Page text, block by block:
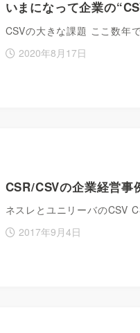
いまになって企業の
CSVの大きな課題 ここ数年
2020年8月17日
CSR/CSVの企業経営事
ネスレとユニリーバのCSV
2017年9月4日